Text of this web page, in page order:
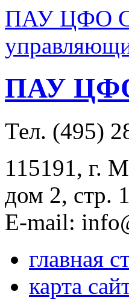
ПАУ ЦФО
ПАУ
Тел. (495)
115191, г.
дом 2, стр.
E-mail:
главная
карта